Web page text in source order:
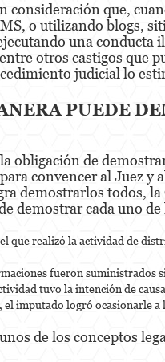
consideración que,
o utilizando blogs,
una conducta
otros castigos que
judicial lo
PUEDE
obligación de
convencer al Juez y
demostrarlos todos,
demostrar cada uno
que realizó la actividad de
fueron suministrados
tuvo la intención de
el imputado logró ocasionarle
de los conceptos